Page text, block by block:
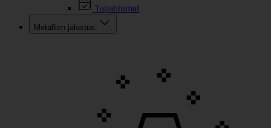
Tapahtumat
Metallien jalostus